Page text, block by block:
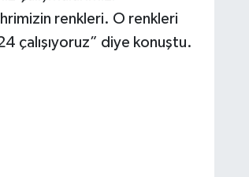
renkleri. O renkleri
çalışıyoruz” diye konuştu.